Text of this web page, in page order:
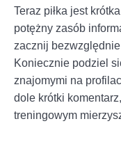
Teraz piłka jest
potężny zasób
zacznij
Koniecznie podziel
znajomymi na
dole krótki
treningowym